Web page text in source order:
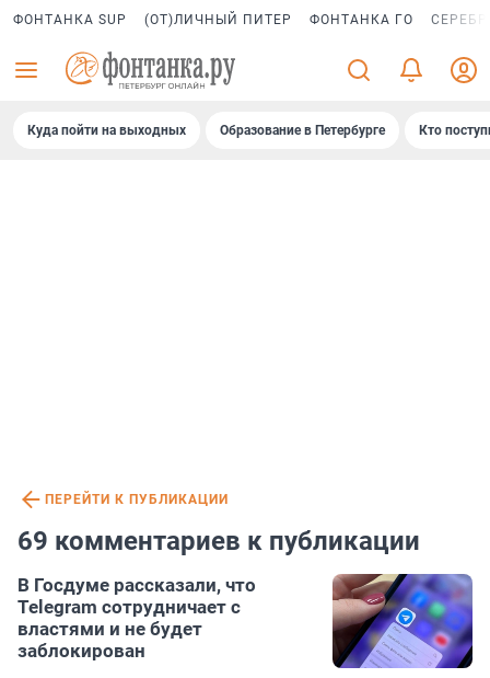
ФОНТАНКА SUP (ОТ)ЛИЧНЫЙ ПИТЕР ФОНТАНКА ГО
Куда пойти на выходных Образование в Петербурге Кто
ПЕРЕЙТИ К ПУБЛИКАЦИИ
69 комментариев к публикации
В Госдуме рассказали, что
Telegram сотрудничает с
властями и не будет
заблокирован